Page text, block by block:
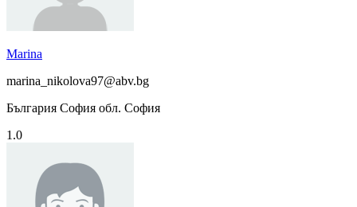
Marina
marina_nikolova97@abv.bg
България София обл. София
1.0